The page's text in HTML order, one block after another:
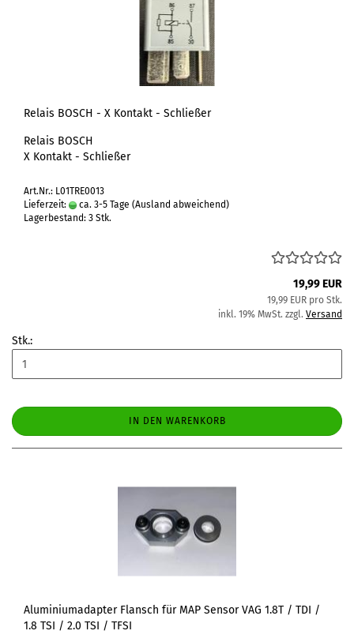
Relais BOSCH - X Kontakt - Schließer
Relais BOSCH
X Kontakt - Schließer
Art.Nr.: L01TRE0013
Lieferzeit:
ca. 3-5 Tage (Ausland abweichend)
Lagerbestand: 3 Stk.
19,99 EUR
19,99 EUR pro Stk.
inkl. 19% MwSt. zzgl. Versand
Stk.:
IN DEN WARENKORB
Aluminiumadapter Flansch für MAP Sensor VAG 1.8T / TDI /
1.8 TSI / 2.0 TSI / TFSI